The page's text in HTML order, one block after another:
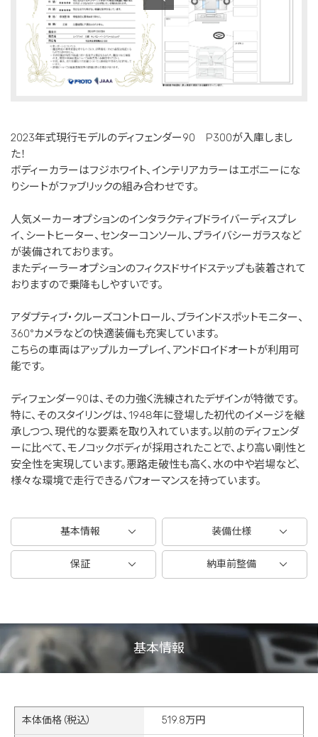
2023年式現行モデルのディフェンダー90 P300が入庫しまし
た！
ボディーカラーはフジホワイト、インテリアカラーはエボニーにな
りシートがファブリックの組み合わせです。
人気メーカーオプションのインタラクティブドライバーディスプレ
イ、シートヒーター、センターコンソール、プライバシーガラスなど
が装備されております。
またディーラーオプションのフィクスドサイドステップも装着されて
おりますので乗降もしやすいです。
アダプティブ・クルーズコントロール、ブラインドスポットモニター、
360°カメラなどの快適装備も充実しています。
こちらの車両はアップルカープレイ、アンドロイドオートが利用可
能です。
ディフェンダー90は、その力強く洗練されたデザインが特徴です。
特に、そのスタイリングは、1948年に登場した初代のイメージを継
承しつつ、現代的な要素を取り入れています。以前のディフェンダ
ーに比べて、モノコックボディが採用されたことで、より高い剛性と
安全性を実現しています。悪路走破性も高く、水の中や岩場など、
様々な環境で走行できるパフォーマンスを持っています。
基本情報 装備仕様
保証 納車前整備
基本情報
本体価格（税込） 519.8万円